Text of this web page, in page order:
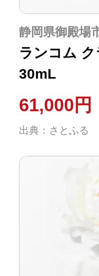
静岡県御殿場
ランコム
30mL
61,000円
出典：さとふる